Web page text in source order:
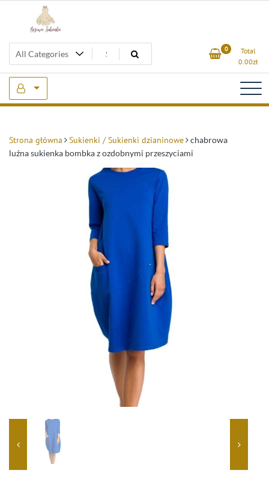
Beżowa Sukienka 0
Total
0.00zł
Strona główna Sukienki / Sukienki dzianinowe
chabrowa
luźna sukienka bombka z ozdobnymi przeszyciami